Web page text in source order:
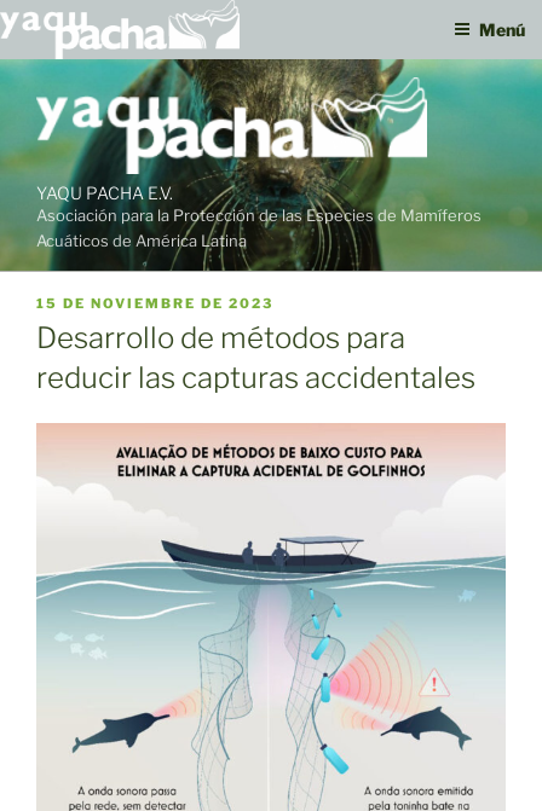
Ir
contenido
YAQU PACHA E.V.
Asociación para la Protección de las Especies de Mamíferos
Acuáticos de América Latina
Menú
PUBLICADO
EL
15 DE NOVIEMBRE DE 2023
Desarrollo de métodos para
reducir las capturas accidentales